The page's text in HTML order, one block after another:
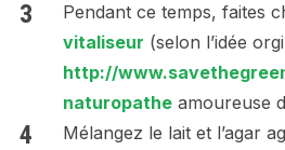
Pendant ce temps, faites
vitaliseur (selon l’idée
http://
naturopatheamoureuse
Mélangez le lait et l’agar